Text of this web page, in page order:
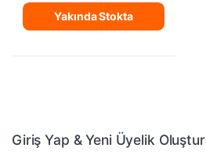
Yakında Stokta
Giriş Yap & Yeni Üyelik Oluştur